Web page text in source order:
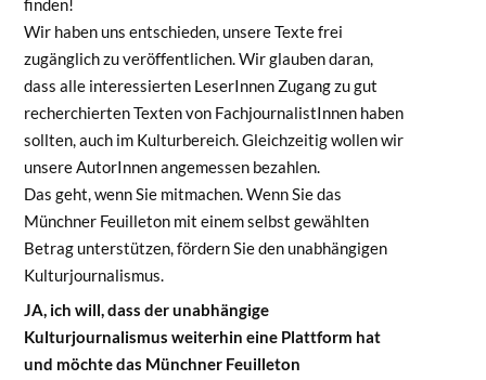
finden!
Wir haben uns entschieden, unsere Texte frei
zugänglich zu veröffentlichen. Wir glauben daran,
dass alle interessierten LeserInnen Zugang zu gut
recherchierten Texten von FachjournalistInnen haben
sollten, auch im Kulturbereich. Gleichzeitig wollen wir
unsere AutorInnen angemessen bezahlen.
Das geht, wenn Sie mitmachen. Wenn Sie das
Münchner Feuilleton mit einem selbst gewählten
Betrag unterstützen, fördern Sie den unabhängigen
Kulturjournalismus.
JA, ich will, dass der unabhängige
Kulturjournalismus weiterhin eine Plattform hat
und möchte das Münchner Feuilleton